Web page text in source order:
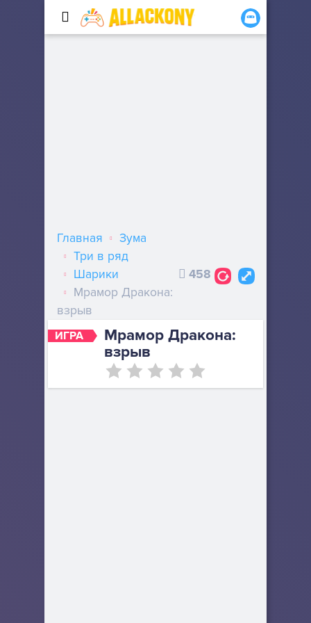
ИГРА
Мрамор Дракона:
взрыв
Главная
Зума
Три в ряд
Шарики
Мрамор Дракона:
взрыв
458